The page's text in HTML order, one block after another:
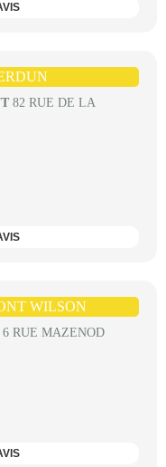
82 RUE DE LA
WILSON
6 RUE MAZENOD